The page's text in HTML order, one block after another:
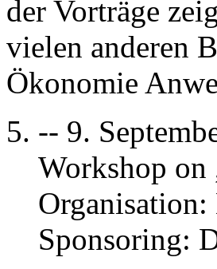
der Vorträge
vielen anderen
Ökonomie
5. -- 9.
Workshop on
Sponsoring: